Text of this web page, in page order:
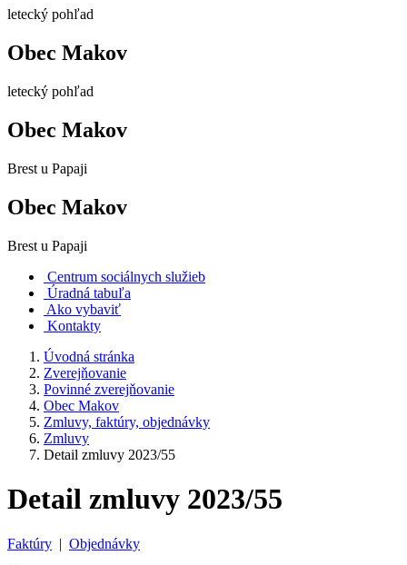
letecký pohľad
Obec Makov
letecký pohľad
Obec Makov
Brest u Papaji
Obec Makov
Brest u Papaji
Centrum sociálnych služieb
Úradná tabuľa
Ako vybaviť
Kontakty
Úvodná stránka
Zverejňovanie
Povinné zverejňovanie
Obec Makov
Zmluvy, faktúry, objednávky
Zmluvy
Detail zmluvy 2023/55
Detail zmluvy 2023/55
Faktúry | Objednávky